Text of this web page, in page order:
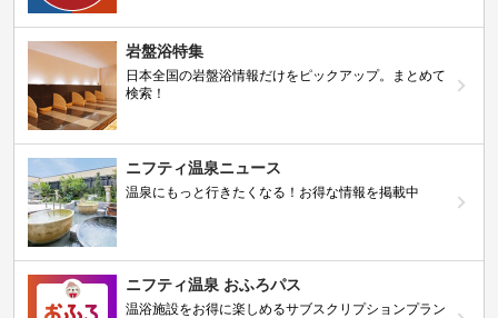
岩盤浴特集
日本全国の岩盤浴情報だけをピックアップ。まとめて
検索！
ニフティ温泉ニュース
温泉にもっと行きたくなる！お得な情報を掲載中
ニフティ温泉 おふろパス
温浴施設をお得に楽しめるサブスクリプションプラン